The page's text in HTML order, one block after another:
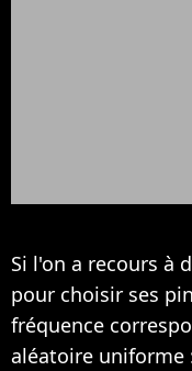
Si l'on a recours à
pour choisir ses
fréquence
aléatoire uniforme